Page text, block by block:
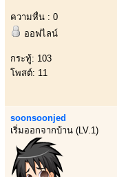
ความหื่น : 0
ออฟไลน์
กระทู้: 103
โพสต์: 11
soonsoonjed
เริ่มออกจากบ้าน (LV.1)